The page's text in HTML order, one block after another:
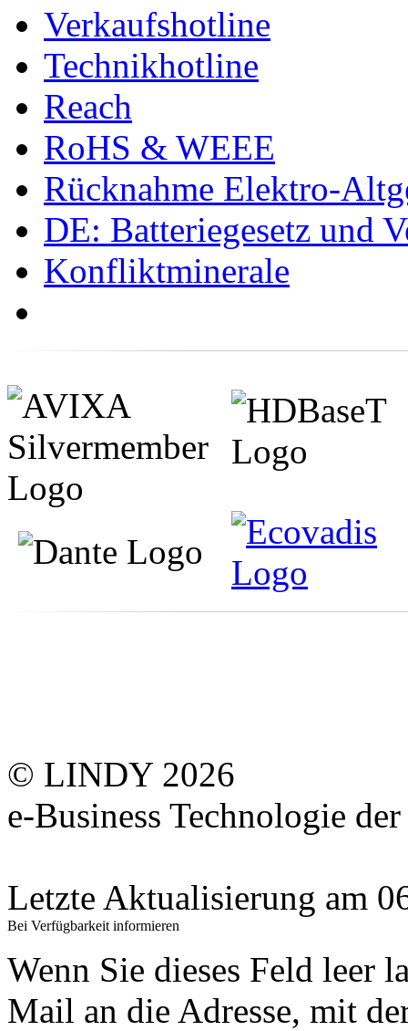
Verkaufshotline
Technikhotline
Reach
RoHS & WEEE
Rücknahme Elektro-
DE: Batteriegesetz und
Konfliktminerale
© LINDY 2026
e-Business Technologie
Letzte Aktualisierung am
Bei Verfügbarkeit informieren
Wenn Sie dieses Feld leer
Mail an die Adresse, mit